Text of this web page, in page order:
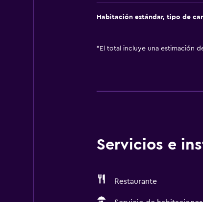
Habitación estándar, tipo de
* El total incluye una estimación
Servicios e
Restaurante